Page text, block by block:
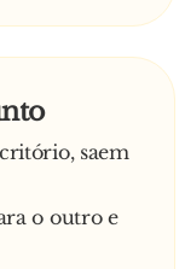
saem
o outro e